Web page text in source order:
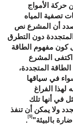
حركة الأمواج
تصفية المياه
أن المشرع نص
دون التطرق
كون مفهوم الطاقة
المشرع
المتجددة،
في سياقها
لهذا الفراغ
في أنها تلك
ولا يمكن أن تنفذ
بالبيئة"[5]
.